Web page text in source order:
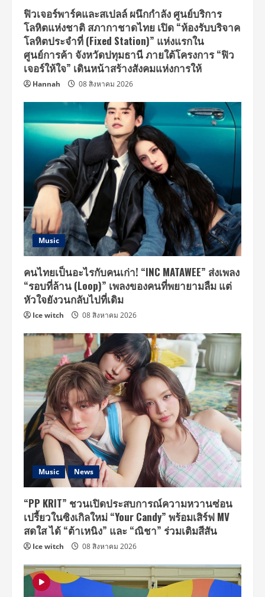
สำคัญ
เริ่ม
16
ส.ค.นี้
ฟิวเจอร์พาร์คและสเปลล์ ผนึกกำลัง ศูนย์บริการ
โลหิตแห่งชาติ สภากาชาดไทย เปิด “ห้องรับบริจาค
โลหิตประจำที่ (Fixed Station)” แห่งแรกใน
ศูนย์การค้า จังหวัดปทุมธานี ภายใต้โครงการ “ฟิว
เจอร์ให้ใจ” เดินหน้าสร้างสังคมแห่งการให้
Hannah 08 สิงหาคม 2026
Music
คนไทยเป็นอะไรกับคนเก่า! “INC MATAWEE” ส่งเพลง
“รอบที่ล้าน (Loop)” เพลงของคนที่พยายามลืม แต่
หัวใจยังวนกลับไปที่เดิม
Ice witch 08 สิงหาคม 2026
Music News
“PP KRIT” ชวนเปิดประสบการณ์ความหวานซ่อน
เปรี้ยวในซิงเกิลใหม่ “Your Candy” พร้อมเสิร์ฟ MV
สดใส ได้ “ต้าเหนิง” และ “ณิชา” ร่วมเติมสีสัน
Ice witch 08 สิงหาคม 2026